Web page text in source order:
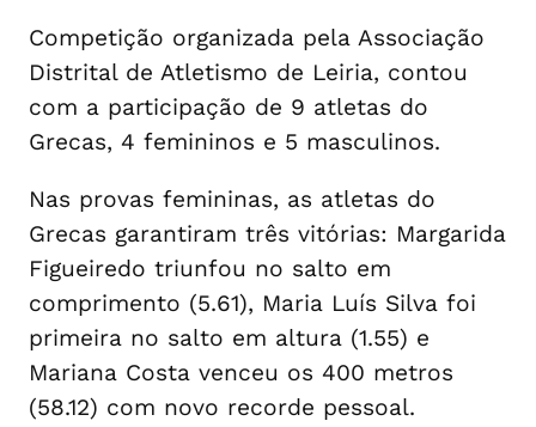
Competição organizada pela Associação
Distrital de Atletismo de Leiria, contou
com a participação de 9 atletas do
Grecas, 4 femininos e 5 masculinos.
Nas provas femininas, as atletas do
Grecas garantiram três vitórias: Margarida
Figueiredo triunfou no salto em
comprimento (5.61), Maria Luís Silva foi
primeira no salto em altura (1.55) e
Mariana Costa venceu os 400 metros
(58.12) com novo recorde pessoal.